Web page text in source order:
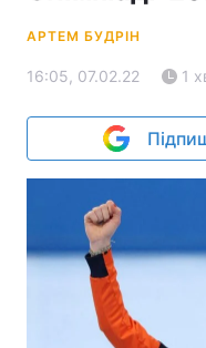
АРТЕМ БУДРІН
16:05, 07.02.22 1